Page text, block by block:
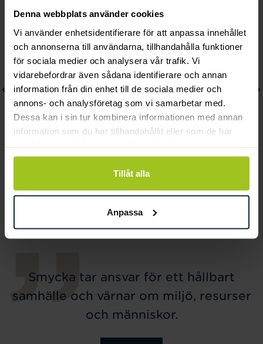
Denna webbplats använder cookies
Vi använder enhetsidentifierare för att anpassa innehållet
och annonserna till användarna, tillhandahålla funktioner
för sociala medier och analysera vår trafik. Vi
vidarebefordrar även sådana identifierare och annan
information från din enhet till de sociala medier och
annons- och analysföretag som vi samarbetar med.
Dessa kan i sin tur kombinera informationen med annan
information som du har tillhandahållit eller som de har
Tillåt alla
Anpassa
Messy Rings Ear
Efva Attling
Smycka tar ansvar för ett hållbart
samhälle och värnar om miljö, resurser
och människor.